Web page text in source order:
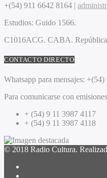
+(54) 911 6642 8164 |
Estudios: Guido 1566.
C1016ACG. CABA.
CONTACTO DIRECTO
Whatsapp para mensajes: +(54)
Para comunicarse con
+ (54) 9 11 3987 4117
+ (54) 9 11 3987 4118
© 2018 Radio Cultura.